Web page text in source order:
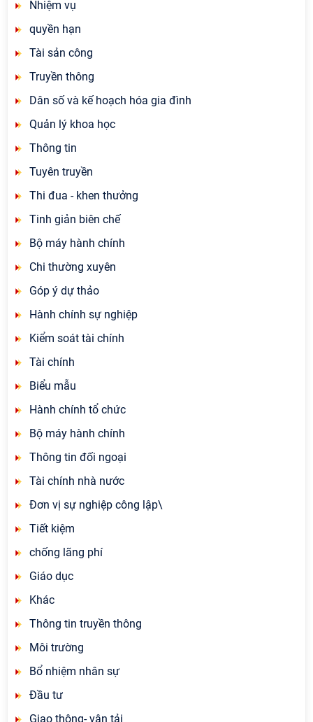
Nhiệm vụ
quyền hạn
Tài sản công
Truyền thông
Dân số và kế hoạch hóa gia đình
Quản lý khoa học
Thông tin
Tuyên truyền
Thi đua - khen thưởng
Tinh giản biên chế
Bộ máy hành chính
Chi thường xuyên
Góp ý dự thảo
Hành chính sự nghiệp
Kiểm soát tài chính
Tài chính
Biểu mẫu
Hành chính tổ chức
Bộ máy hành chính
Thông tin đối ngoại
Tài chính nhà nước
Đơn vị sự nghiệp công lập\
Tiết kiệm
chống lãng phí
Giáo dục
Khác
Thông tin truyền thông
Môi trường
Bổ nhiệm nhân sự
Đầu tư
Giao thông- vận tải